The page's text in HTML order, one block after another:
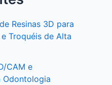
Resinas 3D para
Troquéis de Alta
CAM e
Odontologia